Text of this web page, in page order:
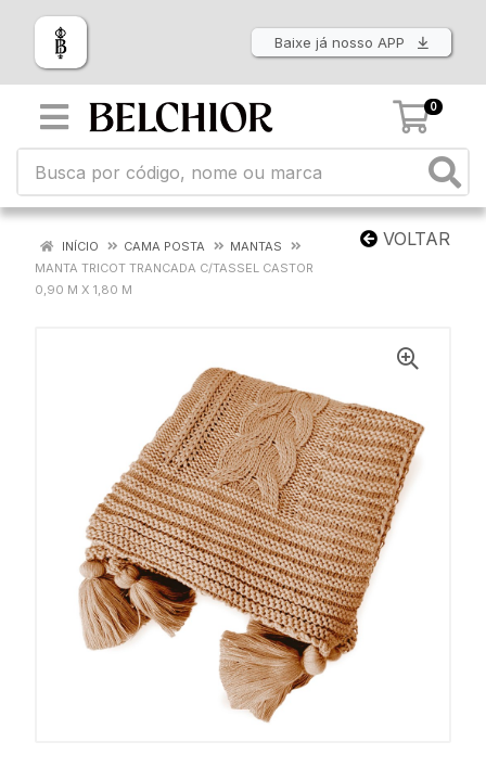
Baixe já nosso APP
0
VOLTAR
INÍCIO CAMA POSTA
MANTAS
MANTA TRICOT TRANCADA C/TASSEL CASTOR
0,90 M X 1,80 M